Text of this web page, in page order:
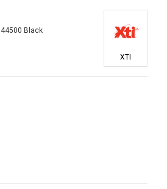
Black
XTI